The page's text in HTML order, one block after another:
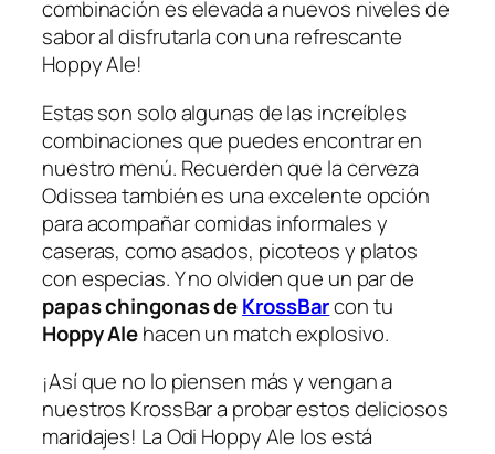
combinación es elevada a nuevos niveles de
sabor al disfrutarla con una refrescante
Hoppy Ale!
Estas son solo algunas de las increíbles
combinaciones que puedes encontrar en
nuestro menú. Recuerden que la cerveza
Odissea también es una excelente opción
para acompañar comidas informales y
caseras, como asados, picoteos y platos
con especias. Y no olviden que un par de
papas chingonas deKrossBarcon tu
Hoppy Alehacen un match explosivo.
¡Así que no lo piensen más y vengan a
nuestros KrossBar a probar estos deliciosos
maridajes! La Odi Hoppy Ale los está